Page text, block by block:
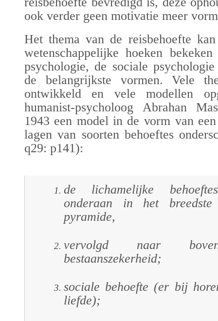
ook verder geen motivatie meer
Het thema van de reisbehoefte
wetenschappelijke hoeken
psychologie, de sociale
de belangrijkste vormen. Vele
ontwikkeld en vele modellen
humanist-psycholoog Abrahan
1943 een model in de vorm van
lagen van soorten behoeftes
q29: p141):
de lichamelijke
onderaan in het
pyramide,
vervolgd naar
bestaanszekerheid;
sociale behoefte (er bij
liefde);